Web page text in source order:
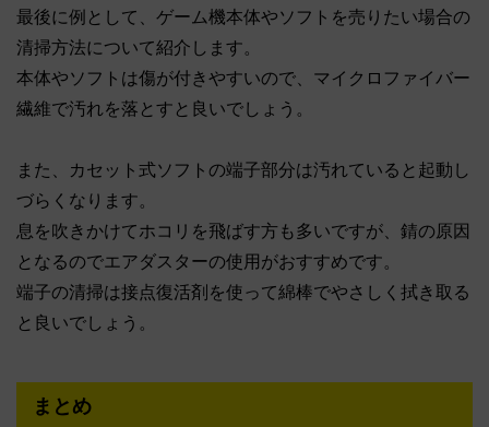
最後に例として、ゲーム機本体やソフトを売りたい場合の
清掃方法について紹介します。
本体やソフトは傷が付きやすいので、マイクロファイバー
繊維で汚れを落とすと良いでしょう。
また、カセット式ソフトの端子部分は汚れていると起動し
づらくなります。
息を吹きかけてホコリを飛ばす方も多いですが、錆の原因
となるのでエアダスターの使用がおすすめです。
端子の清掃は接点復活剤を使って綿棒でやさしく拭き取る
と良いでしょう。
まとめ